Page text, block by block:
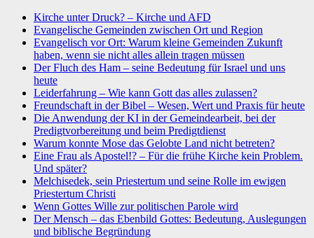
Kirche unter Druck? – Kirche und AFD
Evangelische Gemeinden zwischen Ort und Region
Evangelisch vor Ort: Warum kleine Gemeinden Zukunft
haben, wenn sie nicht alles allein tragen müssen
Der Fluch des Ham – seine Bedeutung für Israel und uns
heute
Leiderfahrung – Wie kann Gott das alles zulassen?
Freundschaft in der Bibel – Wesen, Wert und Praxis für heute
Die Anwendung der KI in der Gemeindearbeit, bei der
Predigtvorbereitung und beim Predigtdienst
Warum konnte Mose das Gelobte Land nicht betreten?
Eine Frau als Apostel!? – Für die frühe Kirche kein Problem.
Und später?
Melchisedek, sein Priestertum und seine Rolle im ewigen
Priestertum Christi
Wenn Gottes Wille zur politischen Parole wird
Der Mensch – das Ebenbild Gottes: Bedeutung, Auslegungen
und biblische Begründung